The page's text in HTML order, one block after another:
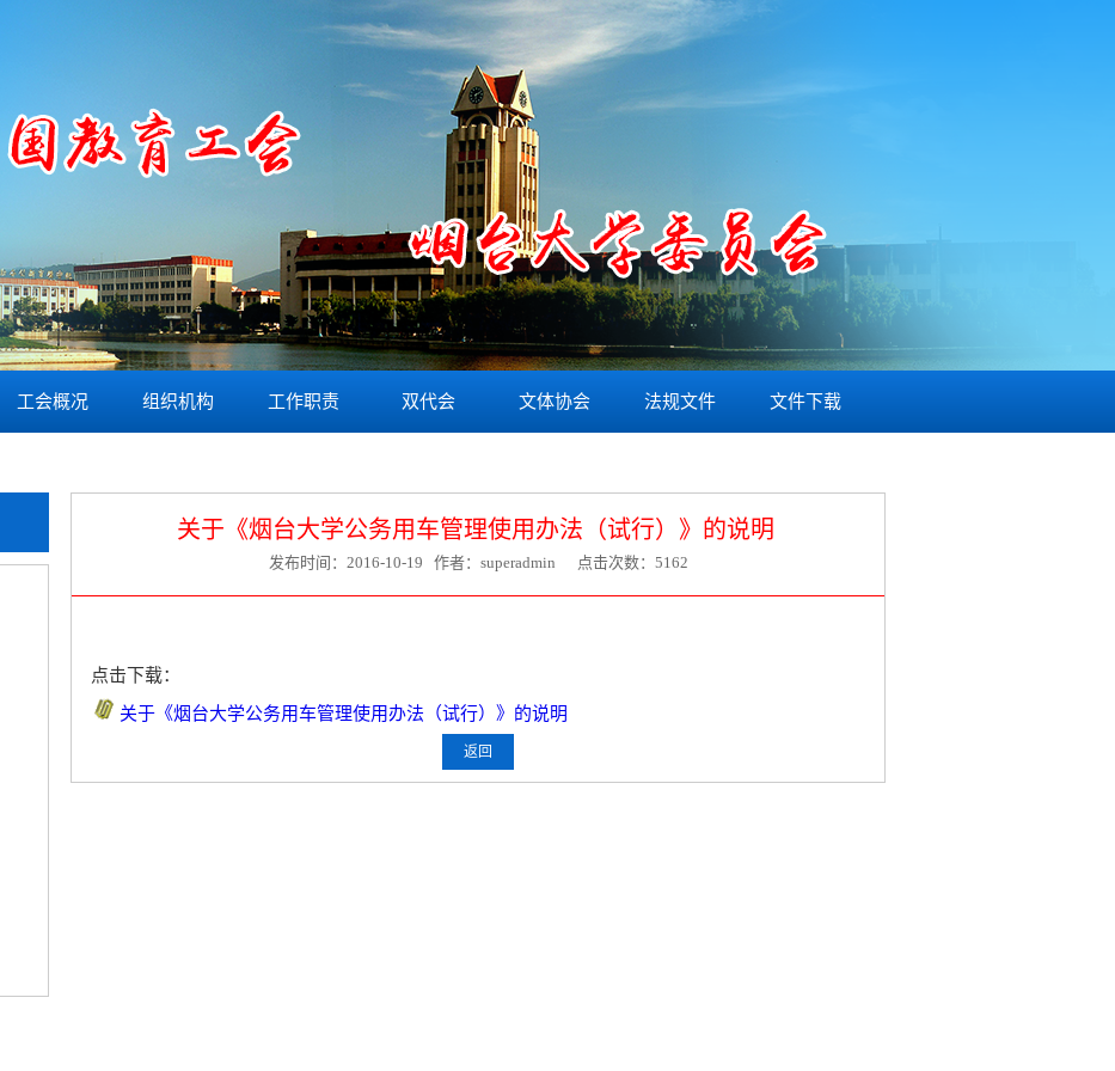
工会概况 组织机构 工作职责 双代会 文体协会 法规文件 文件下载
关于《烟台大学公务用车管理使用办法（试行）》的说明
发布时间：2016-10-19 作者：superadmin 点击次数： 5162
点击下载：
关于《烟台大学公务用车管理使用办法（试行）》的说明
返回